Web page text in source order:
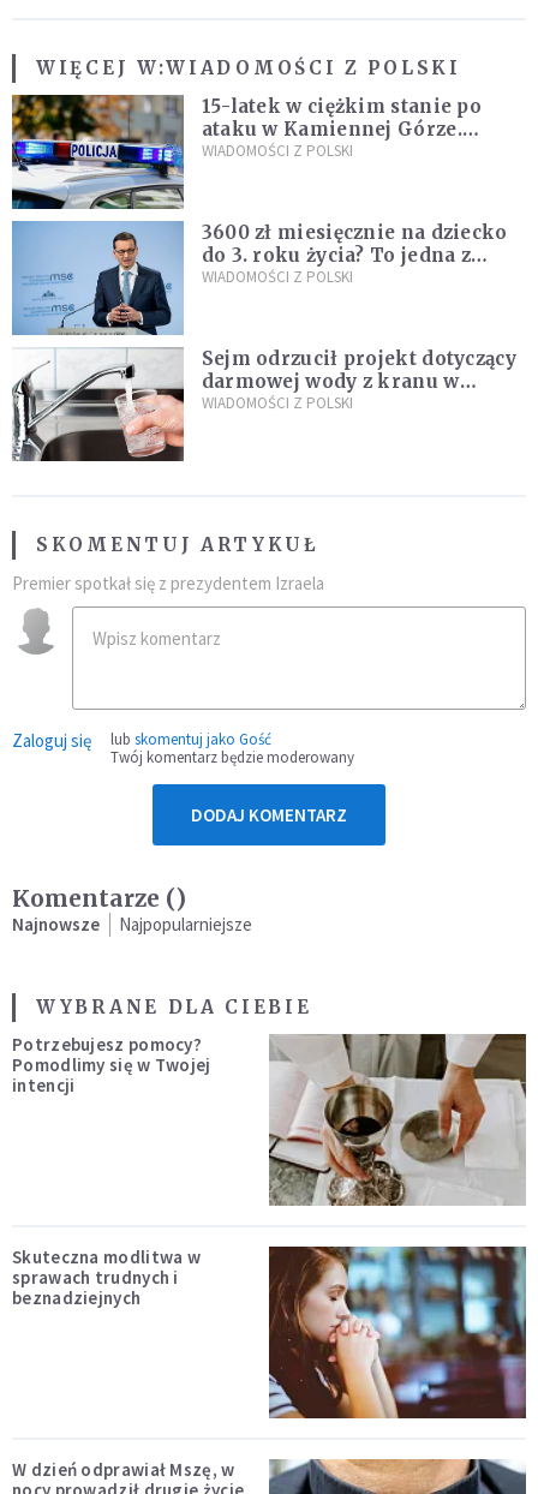
WIĘCEJ W:WIADOMOŚCI Z POLSKI
15-latek w ciężkim stanie po
ataku w Kamiennej Górze.
Policja zatrzymała dwóch
WIADOMOŚCI Z POLSKI
3600 zł miesięcznie na dziecko
do 3. roku życia? To jedna z
propozycji programu "Rozwój
WIADOMOŚCI Z POLSKI
Sejm odrzucił projekt dotyczący
darmowej wody z kranu w
restauracjach
WIADOMOŚCI Z POLSKI
SKOMENTUJ ARTYKUŁ
Premier spotkał się z prezydentem Izraela
Zaloguj się lub skomentuj jako Gość
Twój komentarz będzie moderowany
DODAJ KOMENTARZ
Komentarze ()
Najnowsze Najpopularniejsze
WYBRANE DLA CIEBIE
Potrzebujesz pomocy?
Pomodlimy się w Twojej
intencji
Skuteczna modlitwa w
sprawach trudnych i
beznadziejnych
W dzień odprawiał Mszę, w